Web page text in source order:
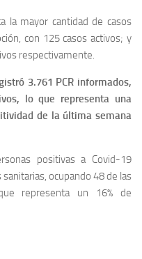
la mayor cantidad de casos
con 125 casos activos; y
respectivamente.
3.761 PCR informados,
lo que representa una
de la última semana
positivas a Covid-19
ocupando 48 de las
representa un 16% de